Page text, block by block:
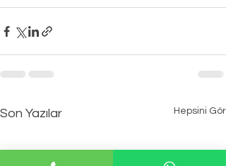
Son Yazılar Hepsini Gör